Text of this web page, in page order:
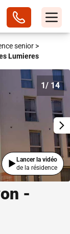
senior >
Lumieres
1/ 14
Lancer la vidéo
de la résidence
-